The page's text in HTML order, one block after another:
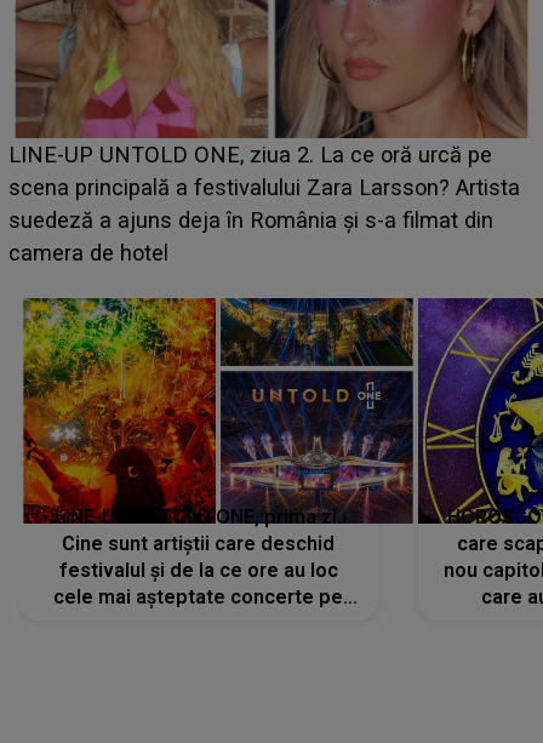
Ce a dezvăluit noua concurentă din "Casa Iubirii" l-a
luat prin surprindere pe Emanuel. CINE ESTE
BĂIATUL VIZAT de Alexandra?! Aflându-se în fața
faptului împlinit, A RECUNOSCUT IMEDIAT: "Am
LINE-UP UNTOLD ONE, prima zi.
Cine sunt artiștii care deschid
festivalul și de la ce ore au loc
cele mai așteptate concerte pe
care
nou
care